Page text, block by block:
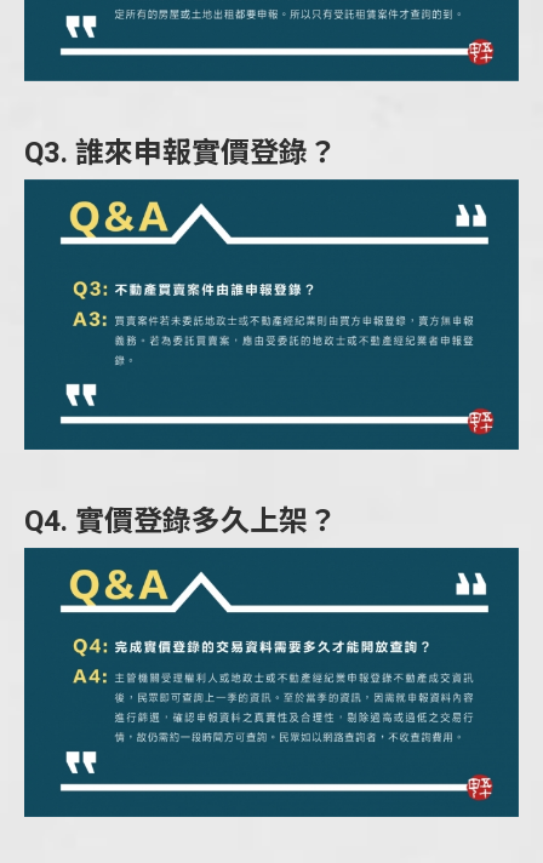
Q3. 誰來申報實價登錄？
Q4. 實價登錄多久上架？